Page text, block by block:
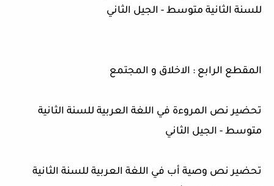
للسنة الثانية متوسط - الجيل الثاني
المقطع الرابع : الاخلاق و المجتمع
تحضير نص المروءة في اللغة العربية للسنة الثانية
متوسط - الجيل الثاني
تحضير نص وصية أب في اللغة العربية للسنة الثانية